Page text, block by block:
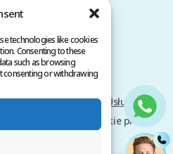
technologies like cookies
Consenting to these
such as browsing
consenting or withdrawing
Warunki świadczenia Usług
Wszelkie prawa